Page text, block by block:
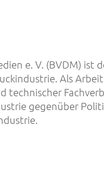
e. V. (BVDM) ist
Als
technischer
gegenüber